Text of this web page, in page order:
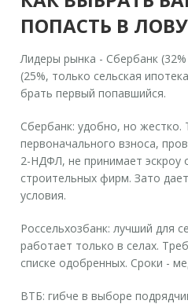
ПОПАСТЬ В
Лидеры рынка - Сбербанк
(25%, только сельская
брать первый попавшийся.
Сбербанк: удобно, но жестко.
первоначального взноса,
2-НДФЛ, не принимает эскроу
строительных фирм. Зато
условия.
Россельхозбанк: лучший для
работает только в селах.
списке одобренных. Сроки -
ВТБ: гибче в выборе